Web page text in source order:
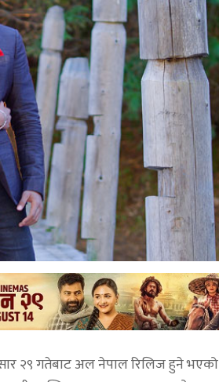
२९ गतेबाट अल नेपाल रिलिज हुने भएको